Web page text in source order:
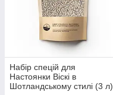
Набір спецій для
Настоянки Віскі в
Шотландському стилі (3 л)